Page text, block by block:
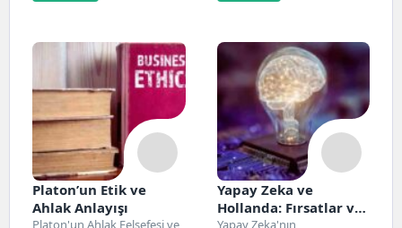
Platon’un Etik ve
Ahlak Anlayışı
Platon'un Ahlak Felsefesi ve
Yapay Zeka ve
Hollanda: Fırsatlar ve
Yapay Zeka'nın